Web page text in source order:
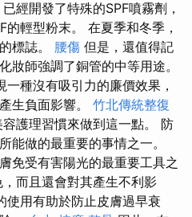
經開發了特殊的SPF噴霧劑，
輕型粉末。 在夏季和冬季，
標誌。 腰傷 但是，還值得記
妝師強調了銅管的中等用途。
一種沒有吸引力的廉價效果，
生負面影響。 竹北傳統整復
護理習慣來做到這一點。 防
能做的最重要的事情之一。
免受有害陽光的最重要工具之
而且還會對其產生不利影
使用有助於防止皮膚過早衰